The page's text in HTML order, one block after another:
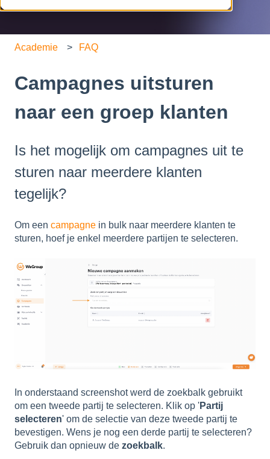
Academie FAQ
Campagnes uitsturen
naar een groep klanten
Is het mogelijk om campagnes uit te
sturen naar meerdere klanten
tegelijk?
Om een campagne in bulk naar meerdere klanten te
sturen, hoef je enkel meerdere partijen te selecteren.
In onderstaand screenshot werd de zoekbalk gebruikt
om een tweede partij te selecteren. Klik op 'Partij
selecteren' om de selectie van deze tweede partij te
bevestigen. Wens je nog een derde partij te selecteren?
Gebruik dan opnieuw de zoekbalk.